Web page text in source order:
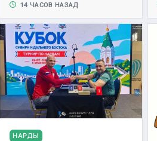
14 ЧАСОВ НАЗАД
НАРДЫ